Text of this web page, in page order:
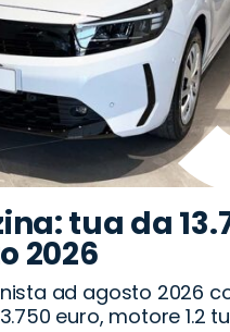
tua da
2026
ad agosto 2026
euro, motore 1.2